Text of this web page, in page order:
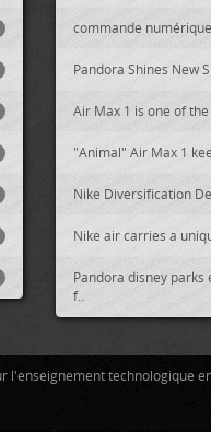
commande
Pandora Shines New
Air Max 1 is one of the
"Animal" Air Max 1
Nike Diversification
Nike air carries a
Pandora disney parks
f..
l'enseignement technologique